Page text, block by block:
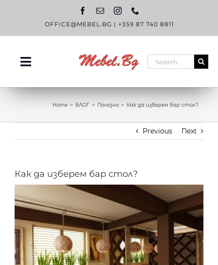
OFFICE@MEBEL.BG | +359 87 740 8811
Toggle
НАЧАЛО
OUTLET
БЛОГ
КОНТАКТИ
Search
for:
Home БЛОГ Полезно Как да изберем бар стол?
Previous Next
Как да изберем бар стол?
Larger
Image